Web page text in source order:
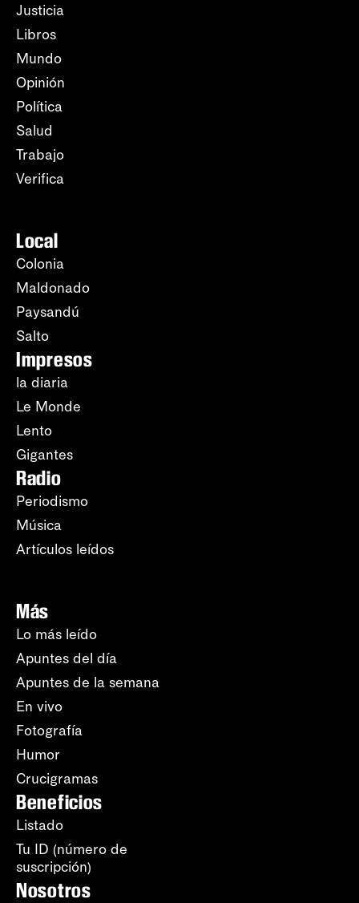
Justicia
Libros
Mundo
Opinión
Política
Salud
Trabajo
Verifica
Local
Colonia
Maldonado
Paysandú
Salto
Impresos
la diaria
Le Monde
Lento
Gigantes
Radio
Periodismo
Música
Artículos leídos
Más
Lo más leído
Apuntes del día
Apuntes de la semana
En vivo
Fotografía
Humor
Crucigramas
Beneficios
Listado
Tu ID (número de
suscripción)
Nosotros